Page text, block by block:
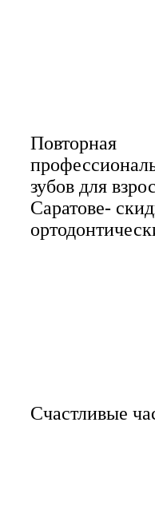
Повторная
зубов для
Саратове-
Счастливые